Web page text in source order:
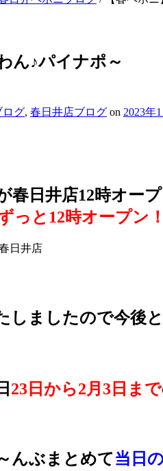
ん♪パイナポ～
ログ, 春日井店ブログ on 2023年
春日井店12時オープ
っと12時オープン
しましたので今後
23日から2月3日まで
んぶまとめて当日